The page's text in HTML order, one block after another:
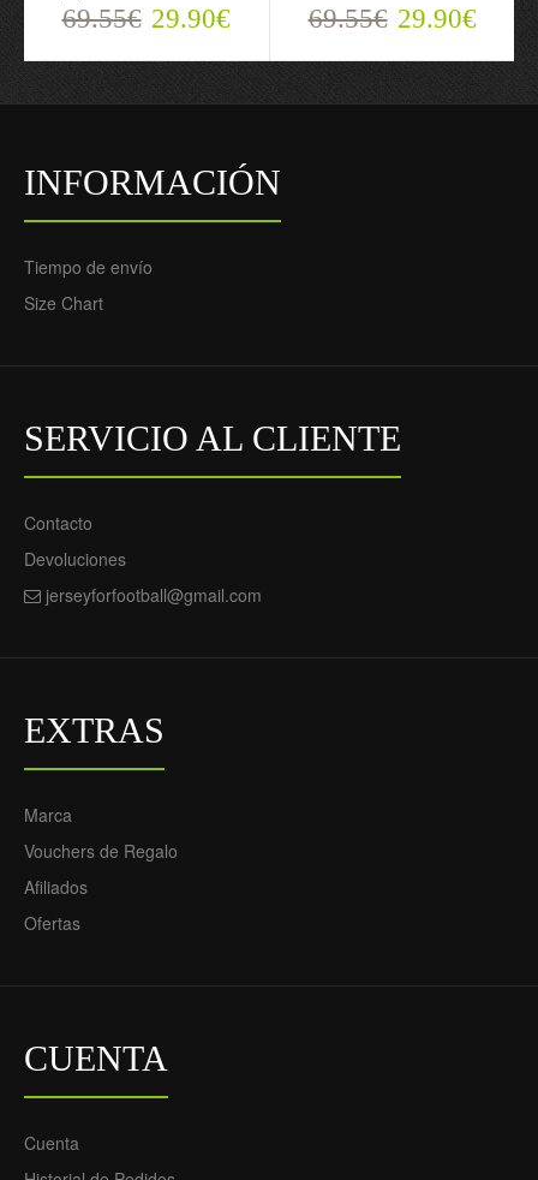
69.55€ 29.90€ 69.55€ 29.90€
INFORMACIÓN
Tiempo de envío
Size Chart
SERVICIO AL CLIENTE
Contacto
Devoluciones
jerseyforfootball@gmail.com
EXTRAS
Marca
Vouchers de Regalo
Afiliados
Ofertas
CUENTA
Cuenta